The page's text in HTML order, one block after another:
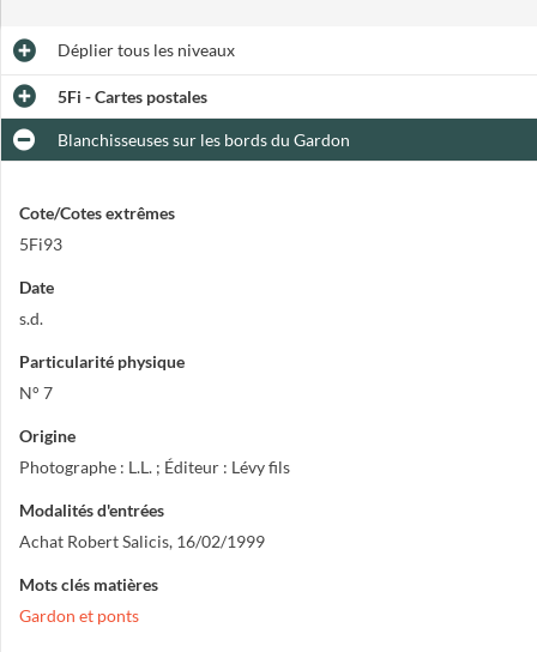
Dépliertous les niveaux
5Fi - Cartes postales
Blanchisseuses sur les bords du Gardon
Cote/Cotes extrêmes
5Fi93
Date
s.d.
Particularité physique
N° 7
Origine
Photographe : L.L. ; Éditeur : Lévy fils
Modalités d'entrées
Achat Robert Salicis, 16/02/1999
Mots clés matières
Gardon et ponts